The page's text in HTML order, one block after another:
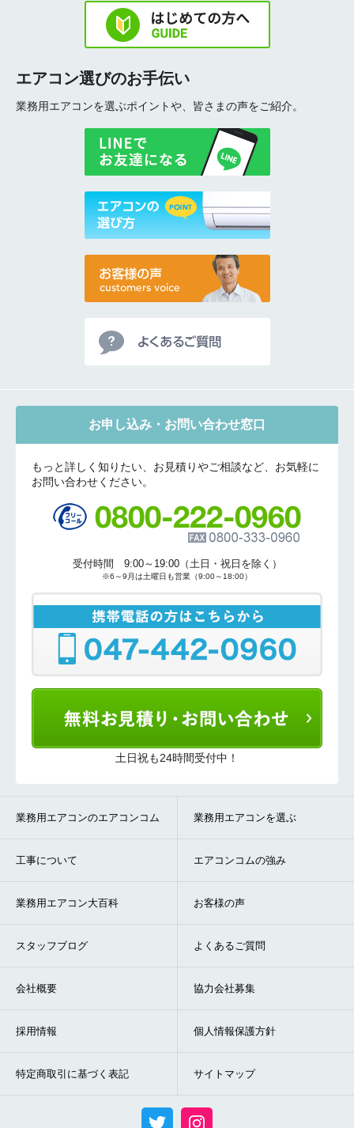
エアコン選びのお手伝い
業務用エアコンを選ぶポイントや、皆さまの声をご紹介。
お申し込み・お問い合わせ窓口
もっと詳しく知りたい、お見積りやご相談など、お気軽に
お問い合わせください。
受付時間 9:00～19:00（土日・祝日を除く）
※6～9月は土曜日も営業（9:00～18:00）
土日祝も24時間受付中！
業務用エアコンのエアコンコム 業務用エアコンを選ぶ
工事について エアコンコムの強み
業務用エアコン大百科 お客様の声
スタッフブログ よくあるご質問
会社概要 協力会社募集
採用情報 個人情報保護方針
特定商取引に基づく表記 サイトマップ